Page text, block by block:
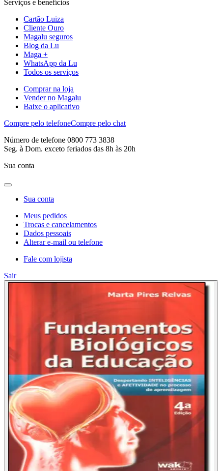
Serviços e benefícios
Cartão Luiza
Cliente Ouro
Magalu seguros
Blog da Lu
Maga +
WhatsApp da Lu
Todos os serviços
Comprar na loja
Vender no Magalu
Baixe o aplicativo
Compre pelo telefoneCompre pelo chat
Número de telefone 0800 773 3838
Seg. à Dom. exceto feriados das 8h às 20h
Sua conta
Sua conta
Meus pedidos
Trocas e cancelamentos
Dados pessoais
Alterar e-mail ou telefone
Fale com lojista
Sair